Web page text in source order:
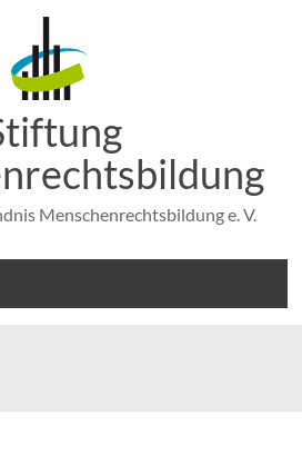
Menschenrechtsbildung e. V.